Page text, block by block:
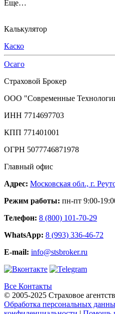
Еще…
Калькулятор
Каско
Осаго
Страховой Брокер
ООО "Современные
ИНН 7714697703
КПП 771401001
ОГРН 5077746871978
Главный офис
Адрес: Московская обл., г.
Режим работы: пн-пт 9:00-
Телефон: 8 (800) 101-70-29
WhatsApp: 8 (993) 336-46-72
E-mail: info@stsbroker.ru
Все Контакты
© 2005-2025 Страховое
Обработка персональных